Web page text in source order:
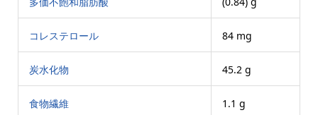
コレステロール 84 mg
炭水化物 45.2 g
食物繊維 1.1 g